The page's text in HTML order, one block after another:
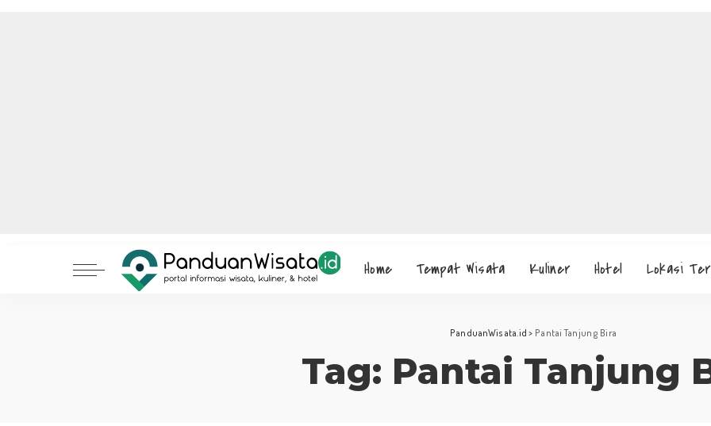
Home Tempat Wisata Kuliner Hotel Lokasi
PanduanWisata.id > Pantai Tanjung Bira
Tag: Pantai Tanjung